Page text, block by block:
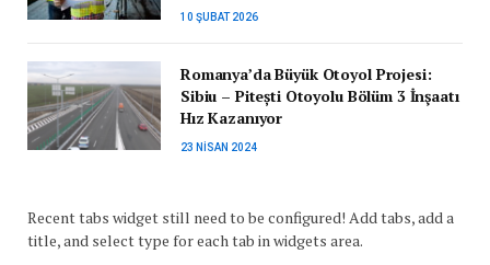
10 ŞUBAT 2026
Romanya’da Büyük Otoyol Projesi:
Sibiu – Pitești Otoyolu Bölüm 3 İnşaatı
Hız Kazanıyor
23 NISAN 2024
Recent tabs widget still need to be configured! Add tabs, add a
title, and select type for each tab in widgets area.